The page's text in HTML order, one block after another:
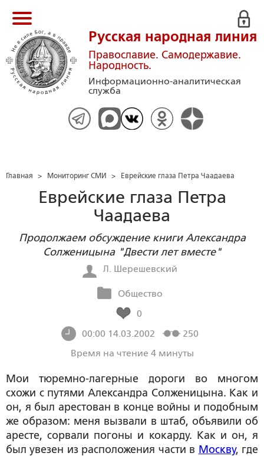
Русская народная линия
Православие. Самодержавие.
Народность.
Информационно-аналитическая
служба
Главная > Мониторинг СМИ > Еврейские глаза Петра Чаадаева
Еврейские глаза Петра
Чаадаева
Продолжаем обсуждение книги Александра
Солженицына "Двести лет вместе"
Л. Шерешевский
Общество
0
00:00 14.03.2002
250
Время на чтение 4 минуты
Мои тюремно-лагерные дороги во многом
схожи с путями Александра Солженицына. Как и
он, я был арестован в конце войны и подобным
же образом: меня вызвали в штаб, объявили об
аресте, сорвали погоны и кокарду. Как и он, я
был увезен из расположения части в Москву, где